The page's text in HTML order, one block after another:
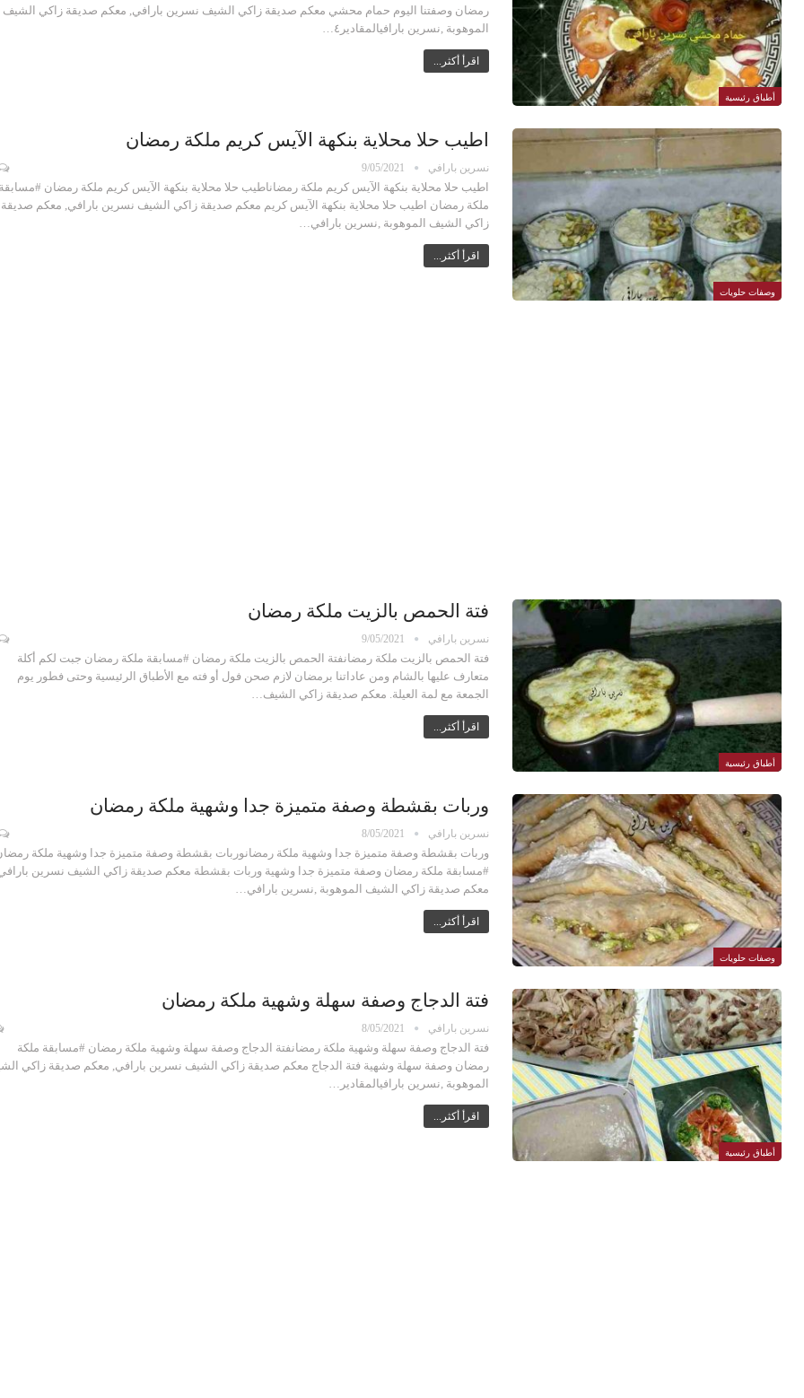
أطباق رئيسية
رمضان وصفتنا اليوم حمام محشي معكم صديقة زاكي الشيف نسرين بارافي, معكم صديقة زاكي الشيف
الموهوبة ,نسرين بارافيالمقادير٤…
اقرأ أكثر...
وصفات حلويات
اطيب حلا محلاية بنكهة الآيس كريم ملكة رمضان
نسرين بارافي 9/05/2021
اطيب حلا محلاية بنكهة الآيس كريم ملكة رمضاناطيب حلا محلاية بنكهة الآيس كريم ملكة رمضان
ملكة رمضان اطيب حلا محلاية بنكهة الآيس كريم معكم صديقة زاكي الشيف نسرين بارافي, معكم صديقة
زاكي الشيف الموهوبة ,نسرين بارافي…
اقرأ أكثر...
أطباق رئيسية
فتة الحمص بالزيت ملكة رمضان
نسرين بارافي 9/05/2021
فتة الحمص بالزيت ملكة رمضانفتة الحمص بالزيت ملكة رمضان #مسابقة ملكة رمضان جبت لكم أكلة
متعارف عليها بالشام ومن عاداتنا برمضان لازم صحن فول أو فته مع الأطباق الرئيسية وحتى فطور يوم
الجمعة مع لمة العيلة. معكم صديقة زاكي الشيف…
اقرأ أكثر...
وصفات حلويات
وربات بقشطة وصفة متميزة جدا وشهية ملكة رمضان
نسرين بارافي 8/05/2021
وربات بقشطة وصفة متميزة جدا وشهية ملكة رمضانوربات بقشطة وصفة متميزة جدا وشهية ملكة
#مسابقة ملكة رمضان وصفة متميزة جدا وشهية وربات بقشطة معكم صديقة زاكي الشيف نسرين
معكم صديقة زاكي الشيف الموهوبة ,نسرين بارافي…
اقرأ أكثر...
أطباق رئيسية
فتة الدجاج وصفة سهلة وشهية ملكة رمضان
نسرين بارافي 8/05/2021
فتة الدجاج وصفة سهلة وشهية ملكة رمضانفتة الدجاج وصفة سهلة وشهية ملكة رمضان #مسابقة ملكة
رمضان وصفة سهلة وشهية فتة الدجاج معكم صديقة زاكي الشيف نسرين بارافي, معكم صديقة زاكي
الموهوبة ,نسرين بارافيالمقادير…
اقرأ أكثر...